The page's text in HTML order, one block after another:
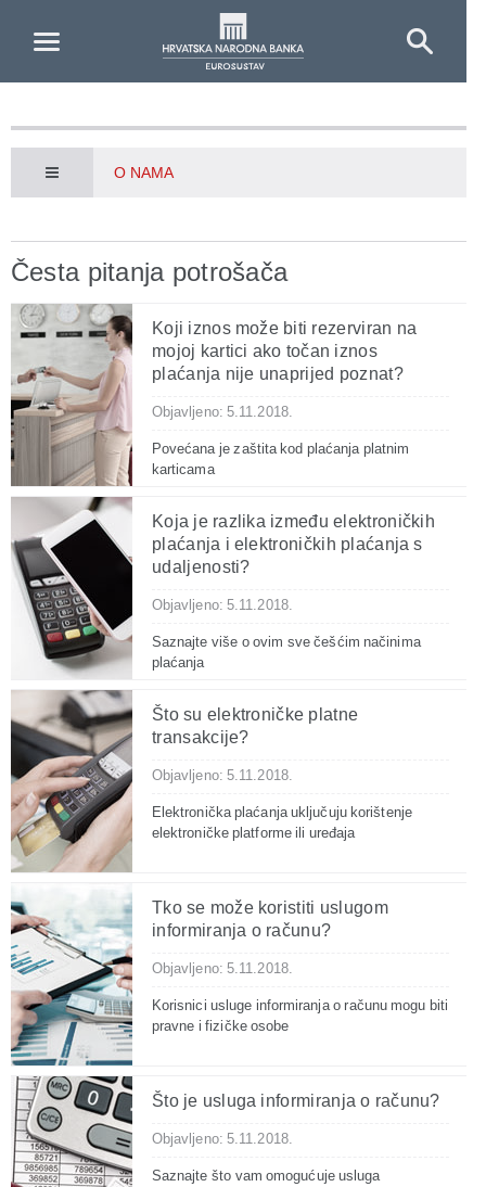
O NAMA
Česta pitanja potrošača
Koji iznos može biti rezerviran na
mojoj kartici ako točan iznos
plaćanja nije unaprijed poznat?
Objavljeno: 5.11.2018.
Povećana je zaštita kod plaćanja platnim
karticama
Koja je razlika između elektroničkih
plaćanja i elektroničkih plaćanja s
udaljenosti?
Objavljeno: 5.11.2018.
Saznajte više o ovim sve češćim načinima
plaćanja
Što su elektroničke platne
transakcije?
Objavljeno: 5.11.2018.
Elektronička plaćanja uključuju korištenje
elektroničke platforme ili uređaja
Tko se može koristiti uslugom
informiranja o računu?
Objavljeno: 5.11.2018.
Korisnici usluge informiranja o računu mogu biti
pravne i fizičke osobe
Što je usluga informiranja o računu?
Objavljeno: 5.11.2018.
Saznajte što vam omogućuje usluga